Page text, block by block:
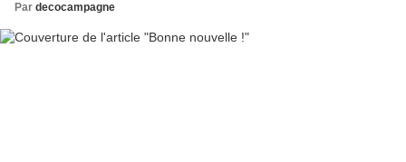
Par decocampagne